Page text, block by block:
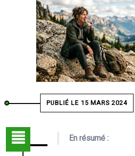
PUBLIÉ LE 15 MARS 2024
En résumé :